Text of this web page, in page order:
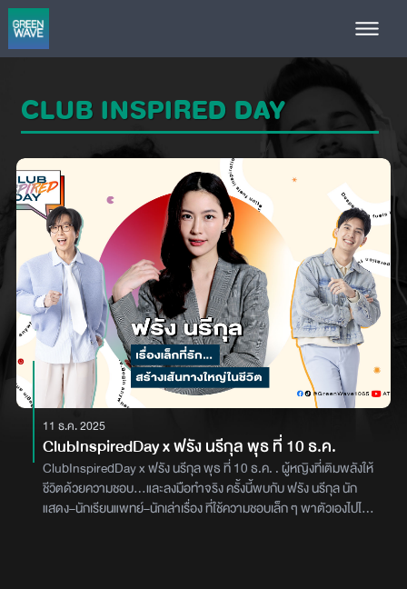
CLUB INSPIRED DAY
11 ธ.ค. 2025
ClubInspiredDay x ฟรัง นรีกุล พุธ ที่ 10 ธ.ค.
ClubInspiredDay x ฟรัง นรีกุล พุธ ที่ 10 ธ.ค. . ผู้หญิงที่เติมพลังให้
ชีวิตด้วยความชอบ…และลงมือทำจริง ครั้งนี้พบกับ ฟรัง นรีกุล นัก
แสดง–นักเรียนแพทย์–นักเล่าเรื่อง ที่ใช้ความชอบเล็ก ๆ พาตัวเองไปไกล